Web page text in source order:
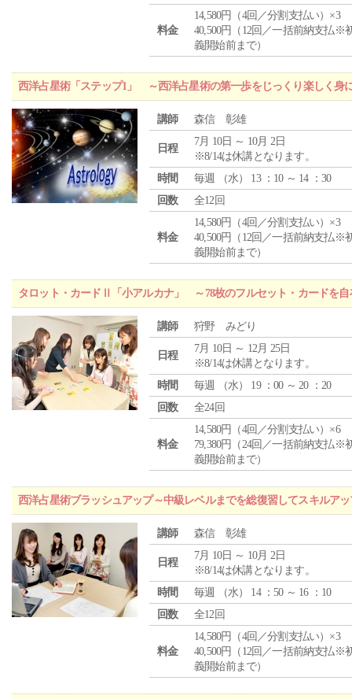
料金
14,580円（4回／分割支払い）×3
40,500円（12回／一括前納支払※
義開始前まで）
西洋占星術「ステップ1」 ～西洋占星術の第一歩をじっくり楽しく身
講師 森信 彰雄
日程
7月 10日 ～ 10月 2日
※8/14は休講となります。
時間
毎週 （水） 13 ：10 ～ 14 ：30
回数
全12回
料金
14,580円（4回／分割支払い）×3
40,500円（12回／一括前納支払※
義開始前まで）
タロット・カードⅡ「小アルカナ」 ～78枚のフルセット・カードを自
講師 狩野 みどり
日程
7月 10日 ～ 12月 25日
※8/14は休講となります。
時間
毎週 （水） 19 ：00 ～ 20 ：20
回数
全24回
料金
14,580円（4回／分割支払い）×6
79,380円（24回／一括前納支払※
義開始前まで）
西洋占星術ブラッシュアップ～中級レベルまでを総復習してスキルア
講師 森信 彰雄
日程
7月 10日 ～ 10月 2日
※8/14は休講となります。
時間
毎週 （水） 14 ：50 ～ 16 ：10
回数
全12回
料金
14,580円（4回／分割支払い）×3
40,500円（12回／一括前納支払※
義開始前まで）